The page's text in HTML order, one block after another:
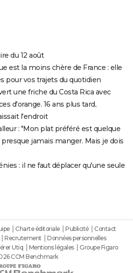
du 12 août
est la moins chère de France : elle
pour vos trajets du quotidien
une friche du Costa Rica avec
d'orange. 16 ans plus tard,
l'endroit
: "Mon plat préféré est quelque
jamais manger. Mais je dois
: il ne faut déplacer qu'une seule
Charte éditoriale Publicité
Contact
Recrutement
Données personnelles
Utiq Mentions légales
Groupe Figaro
CCM Benchmark